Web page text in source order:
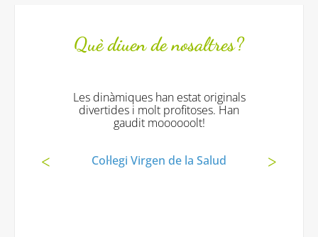
Què diuen de nosaltres?
Les dinàmiques han estat originals
divertides i molt profitoses. Han
gaudit moooooolt!
Col·legi Virgen de la Salud